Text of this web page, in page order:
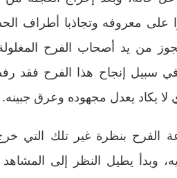
على معروفه وتجاذبا أطراف
من يد أصحاب الفرح
سبيل إنجاح هذا الفرح فقد
لا يكاد يعدل مجهوده وعرق جبينه.
الفرح بنظرة غير تلك التي
وبدأ يطيل النظر إلى المشاهد